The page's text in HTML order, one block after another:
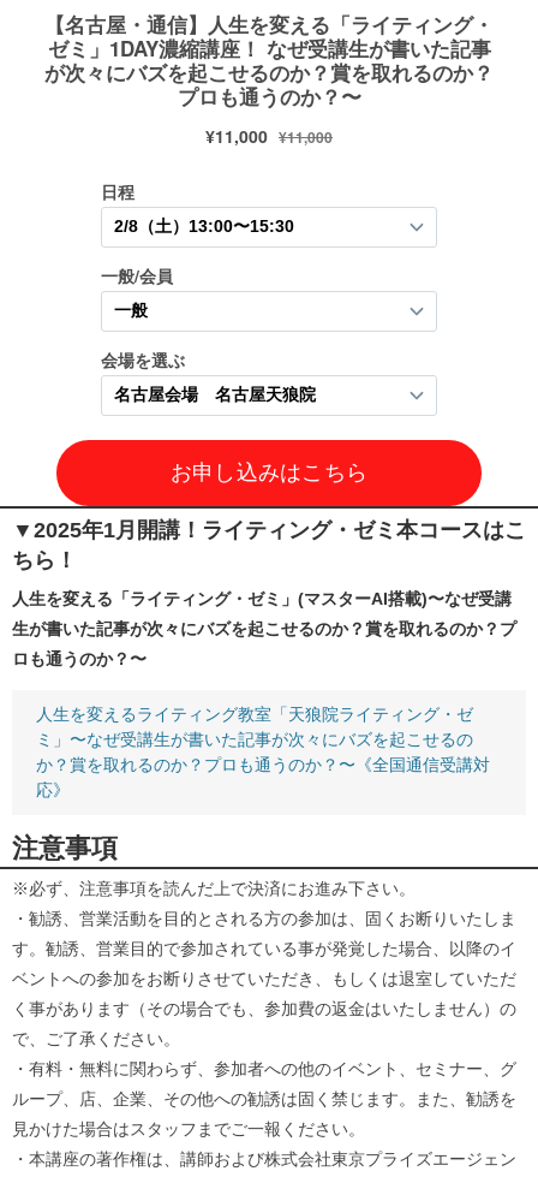
▼2025年1月開講！ライティング・ゼミ本コースはこ
ちら！
人生を変える「ライティング・ゼミ」(マスターAI搭載)〜なぜ受講
生が書いた記事が次々にバズを起こせるのか？賞を取れるのか？プ
ロも通うのか？〜
人生を変えるライティング教室「天狼院ライティング・ゼ
ミ」〜なぜ受講生が書いた記事が次々にバズを起こせるの
か？賞を取れるのか？プロも通うのか？〜《全国通信受講対
応》
注意事項
※必ず、注意事項を読んだ上で決済にお進み下さい。
・勧誘、営業活動を目的とされる方の参加は、固くお断りいたしま
す。勧誘、営業目的で参加されている事が発覚した場合、以降のイ
ベントへの参加をお断りさせていただき、もしくは退室していただ
く事があります（その場合でも、参加費の返金はいたしません）の
で、ご了承ください。
・有料・無料に関わらず、参加者への他のイベント、セミナー、グ
ループ、店、企業、その他への勧誘は固く禁じます。また、勧誘を
見かけた場合はスタッフまでご一報ください。
・本講座の著作権は、講師および株式会社東京プライズエージェン